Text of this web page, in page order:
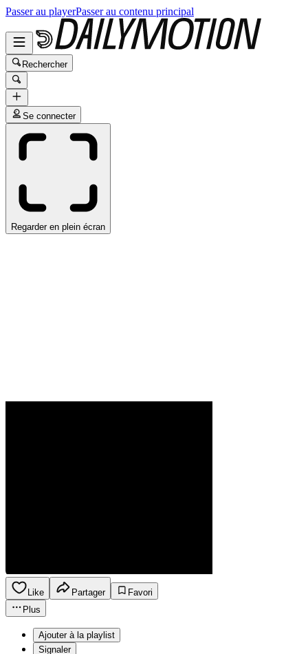
Passer au playerPasser au contenu principal
Rechercher
Se connecter
Regarder en plein écran
Like Partager
Favori
Plus
Ajouter à la playlist
Signaler